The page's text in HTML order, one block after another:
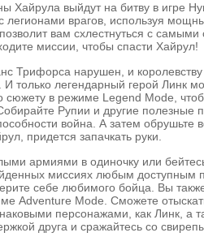
Хайрула выйдут на битву в игре
легионами врагов, используя
вам схлестнуться с
миссии, чтобы спасти Хайрул!
Трифорса нарушен, и
только легендарный герой Линк
сюжету в режиме Legend Mode,
Рупии и другие полезные
война. А затем
придется запачкать руки.
армиями в одиночку или
миссиях любым доступным
себе любимого бойца. Вы
Adventure Mode. Сможете
персонажами, как Линк, а
друга и сражайтесь со